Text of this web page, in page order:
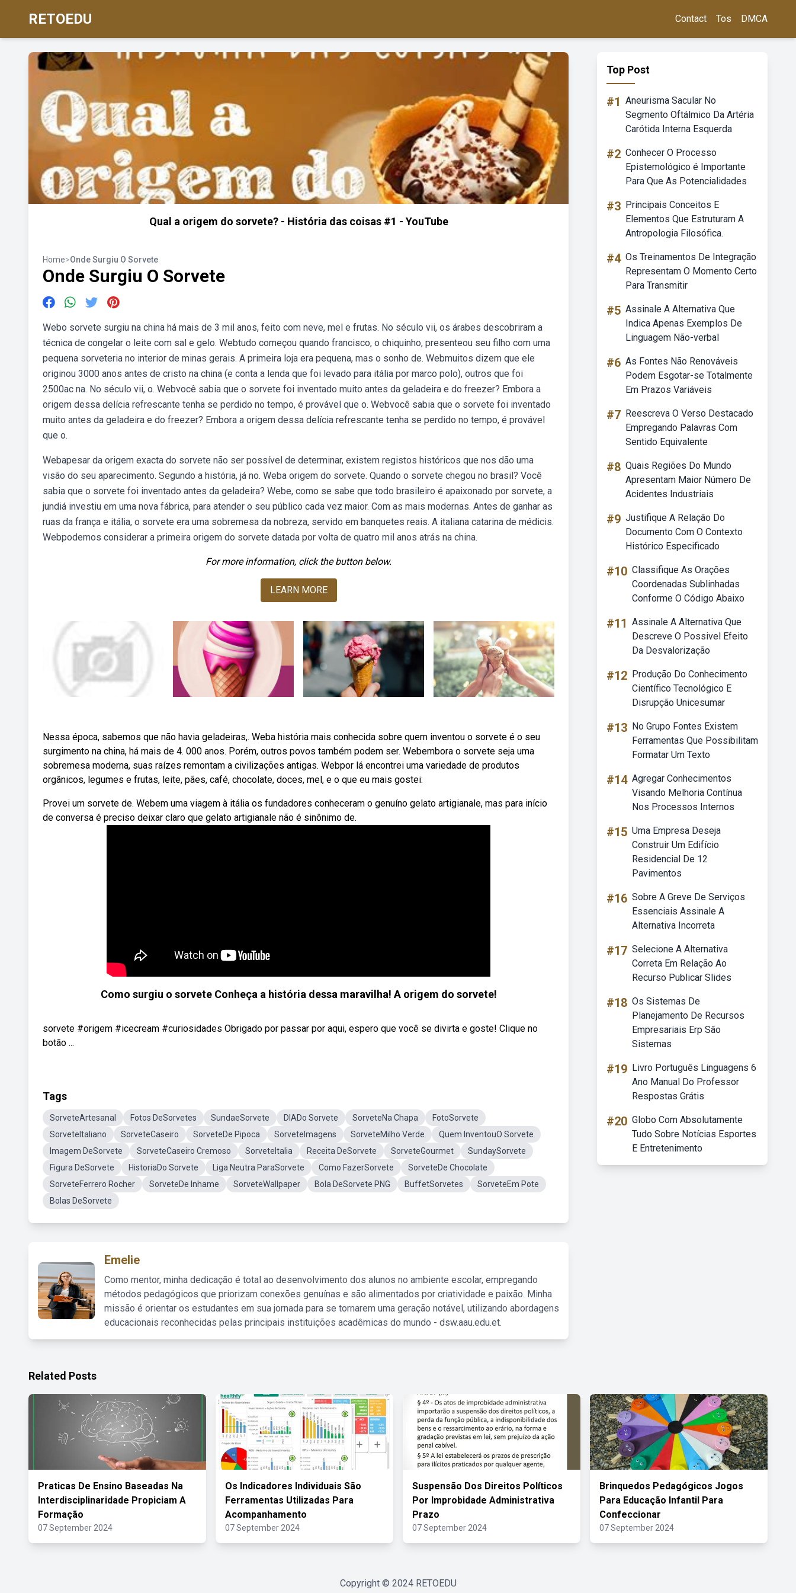
RETOEDU Contact Tos DMCA
Qual a origem do sorvete? - História das coisas #1 - YouTube
Home>Onde Surgiu O Sorvete
Onde Surgiu O Sorvete
Webo sorvete surgiu na china há mais de 3 mil anos, feito com neve, mel e frutas. No século vii, os árabes descobriram a
técnica de congelar o leite com sal e gelo. Webtudo começou quando francisco, o chiquinho, presenteou seu filho com uma
pequena sorveteria no interior de minas gerais. A primeira loja era pequena, mas o sonho de. Webmuitos dizem que ele
originou 3000 anos antes de cristo na china (e conta a lenda que foi levado para itália por marco polo), outros que foi
2500ac na. No século vii, o. Webvocê sabia que o sorvete foi inventado muito antes da geladeira e do freezer? Embora a
origem dessa delícia refrescante tenha se perdido no tempo, é provável que o. Webvocê sabia que o sorvete foi inventado
muito antes da geladeira e do freezer? Embora a origem dessa delícia refrescante tenha se perdido no tempo, é provável
que o.
Webapesar da origem exacta do sorvete não ser possível de determinar, existem registos históricos que nos dão uma
visão do seu aparecimento. Segundo a história, já no. Weba origem do sorvete. Quando o sorvete chegou no brasil? Você
sabia que o sorvete foi inventado antes da geladeira? Webe, como se sabe que todo brasileiro é apaixonado por sorvete, a
jundiá investiu em uma nova fábrica, para atender o seu público cada vez maior. Com as mais modernas. Antes de ganhar as
ruas da frança e itália, o sorvete era uma sobremesa da nobreza, servido em banquetes reais. A italiana catarina de médicis.
Webpodemos considerar a primeira origem do sorvete datada por volta de quatro mil anos atrás na china.
For more information, click the button below.
LEARN MORE
Nessa época, sabemos que não havia geladeiras,. Weba história mais conhecida sobre quem inventou o sorvete é o seu
surgimento na china, há mais de 4. 000 anos. Porém, outros povos também podem ser. Webembora o sorvete seja uma
sobremesa moderna, suas raízes remontam a civilizações antigas. Webpor lá encontrei uma variedade de produtos
orgânicos, legumes e frutas, leite, pães, café, chocolate, doces, mel, e o que eu mais gostei:
Provei um sorvete de. Webem uma viagem à itália os fundadores conheceram o genuíno gelato artigianale, mas para início
de conversa é preciso deixar claro que gelato artigianale não é sinônimo de.
Como surgiu o sorvete Conheça a história dessa maravilha! A origem do sorvete!
sorvete #origem #icecream #curiosidades Obrigado por passar por aqui, espero que você se divirta e goste! Clique no
botão ...
Tags
SorveteArtesanal Fotos DeSorvetes SundaeSorvete DIADo Sorvete SorveteNa Chapa
FotoSorvete
SorveteItaliano
SorveteCaseiro SorveteDe Pipoca SorveteImagens SorveteMilho Verde
Quem InventouO Sorvete
Imagem DeSorvete
SorveteCaseiro Cremoso SorveteItalia Receita DeSorvete SorveteGourmet
SundaySorvete
Figura DeSorvete
HistoriaDo Sorvete Liga Neutra ParaSorvete Como FazerSorvete
SorveteDe Chocolate
SorveteFerrero Rocher
SorveteDe Inhame SorveteWallpaper Bola DeSorvete PNG BuffetSorvetes
SorveteEm Pote
Bolas DeSorvete
Emelie
Como mentor, minha dedicação é total ao desenvolvimento dos alunos no ambiente escolar, empregando
métodos pedagógicos que priorizam conexões genuínas e são alimentados por criatividade e paixão. Minha
missão é orientar os estudantes em sua jornada para se tornarem uma geração notável, utilizando abordagens
educacionais reconhecidas pelas principais instituições acadêmicas do mundo - dsw.aau.edu.et.
Top Post
#1 Aneurisma Sacular No
Segmento Oftálmico Da Artéria
Carótida Interna Esquerda
#2 Conhecer O Processo
Epistemológico é Importante
Para Que As Potencialidades
#3 Principais Conceitos E
Elementos Que Estruturam A
Antropologia Filosófica.
#4 Os Treinamentos De Integração
Representam O Momento Certo
Para Transmitir
#5 Assinale A Alternativa Que
Indica Apenas Exemplos De
Linguagem Não-verbal
#6 As Fontes Não Renováveis
Podem Esgotar-se Totalmente
Em Prazos Variáveis
#7 Reescreva O Verso Destacado
Empregando Palavras Com
Sentido Equivalente
#8 Quais Regiões Do Mundo
Apresentam Maior Número De
Acidentes Industriais
#9 Justifique A Relação Do
Documento Com O Contexto
Histórico Especificado
#10 Classifique As Orações
Coordenadas Sublinhadas
Conforme O Código Abaixo
#11 Assinale A Alternativa Que
Descreve O Possivel Efeito
Da Desvalorização
#12 Produção Do Conhecimento
Científico Tecnológico E
Disrupção Unicesumar
#13 No Grupo Fontes Existem
Ferramentas Que Possibilitam
Formatar Um Texto
#14 Agregar Conhecimentos
Visando Melhoria Contínua
Nos Processos Internos
#15 Uma Empresa Deseja
Construir Um Edifício
Residencial De 12
Pavimentos
#16 Sobre A Greve De Serviços
Essenciais Assinale A
Alternativa Incorreta
#17 Selecione A Alternativa
Correta Em Relação Ao
Recurso Publicar Slides
#18 Os Sistemas De
Planejamento De Recursos
Empresariais Erp São
Sistemas
#19 Livro Português Linguagens 6
Ano Manual Do Professor
Respostas Grátis
#20 Globo Com Absolutamente
Tudo Sobre Notícias Esportes
E Entretenimento
Related Posts
Praticas De Ensino Baseadas Na
Interdisciplinaridade Propiciam A
Formação
07 September 2024
Os Indicadores Individuais São
Ferramentas Utilizadas Para
Acompanhamento
07 September 2024
Suspensão Dos Direitos Políticos
Por Improbidade Administrativa
Prazo
07 September 2024
Brinquedos Pedagógicos Jogos
Para Educação Infantil Para
Confeccionar
07 September 2024
Copyright © 2024 RETOEDU